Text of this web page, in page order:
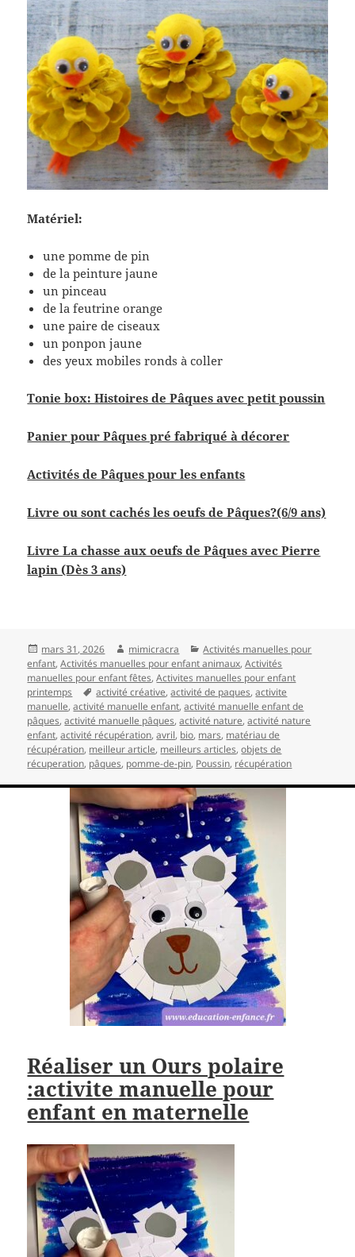
Matériel:
une pomme de pin
de la peinture jaune
un pinceau
de la feutrine orange
une paire de ciseaux
un ponpon jaune
des yeux mobiles ronds à coller
Tonie box: Histoires de Pâques avec petit poussin
Panier pour Pâques pré fabriqué à décorer
Activités de Pâques pour les enfants
Livre ou sont cachés les oeufs de Pâques?(6/9 ans)
Livre La chasse aux oeufs de Pâques avec Pierre
lapin (Dès 3 ans)
Publié
le
mars 31, 2026 Auteur
mimicracra Catégories
Activités manuelles pour
enfant,Activités manuelles pour enfant animaux,Activités
manuelles pour enfant fêtes,Activites manuelles pour enfant
printemps
Mots-
clés
activité créative,activité de paques,activite
manuelle,activité manuelle enfant,activité manuelle enfant de
pâques,activité manuelle pâques,activité nature,activité nature
enfant,activité récupération,avril, bio, mars, matériau de
récupération, meilleur article, meilleurs articles,objets de
récuperation, pâques, pomme-de-pin, Poussin, récupération
Réaliser un Ours polaire
:activite manuelle pour
enfant en maternelle